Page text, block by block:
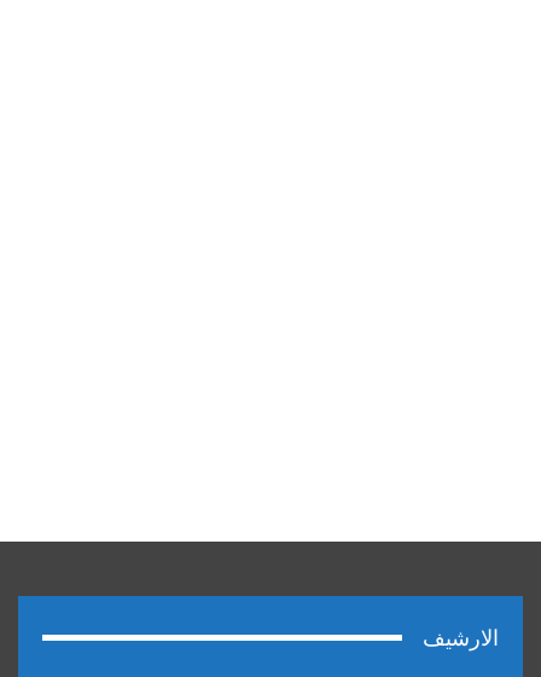
الارشيف